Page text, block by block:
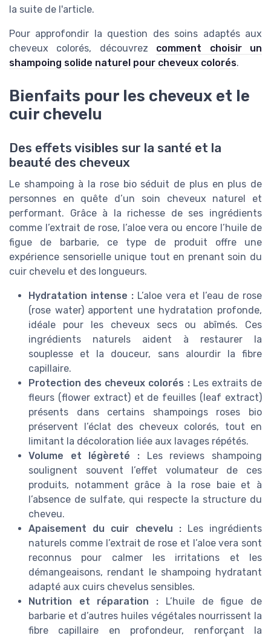
la suite de l'article.
Pour approfondir la question des soins adaptés aux
cheveux colorés, découvrez comment choisir un
shampoing solide naturel pour cheveux colorés.
Bienfaits pour les cheveux et le
cuir chevelu
Des effets visibles sur la santé et la
beauté des cheveux
Le shampoing à la rose bio séduit de plus en plus de
personnes en quête d’un soin cheveux naturel et
performant. Grâce à la richesse de ses ingrédients
comme l’extrait de rose, l’aloe vera ou encore l’huile de
figue de barbarie, ce type de produit offre une
expérience sensorielle unique tout en prenant soin du
cuir chevelu et des longueurs.
Hydratation intense : L’aloe vera et l’eau de rose
(rose water) apportent une hydratation profonde,
idéale pour les cheveux secs ou abîmés. Ces
ingrédients naturels aident à restaurer la
souplesse et la douceur, sans alourdir la fibre
capillaire.
Protection des cheveux colorés :Les extraits de
fleurs (flower extract) et de feuilles (leaf extract)
présents dans certains shampoings roses bio
préservent l’éclat des cheveux colorés, tout en
limitant la décoloration liée aux lavages répétés.
Volume et légèreté : Les reviews shampoing
soulignent souvent l’effet volumateur de ces
produits, notamment grâce à la rose baie et à
l’absence de sulfate, qui respecte la structure du
cheveu.
Apaisement du cuir chevelu :Les ingrédients
naturels comme l’extrait de rose et l’aloe vera sont
reconnus pour calmer les irritations et les
démangeaisons, rendant le shampoing hydratant
adapté aux cuirs chevelus sensibles.
Nutrition et réparation : L’huile de figue de
barbarie et d’autres huiles végétales nourrissent la
fibre capillaire en profondeur, renforçant la